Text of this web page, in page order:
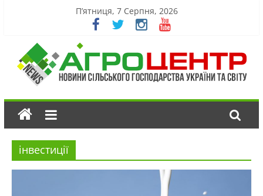
П’ятниця, 7 Серпня, 2026
інвестиції